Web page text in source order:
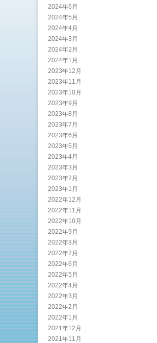
2024年6月
2024年5月
2024年4月
2024年3月
2024年2月
2024年1月
2023年12月
2023年11月
2023年10月
2023年9月
2023年8月
2023年7月
2023年6月
2023年5月
2023年4月
2023年3月
2023年2月
2023年1月
2022年12月
2022年11月
2022年10月
2022年9月
2022年8月
2022年7月
2022年6月
2022年5月
2022年4月
2022年3月
2022年2月
2022年1月
2021年12月
2021年11月